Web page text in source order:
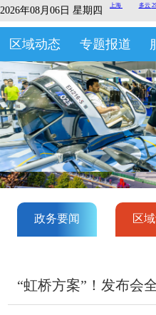
2026年08月06日 星期四
区域动态 专题报道
政务要闻 区